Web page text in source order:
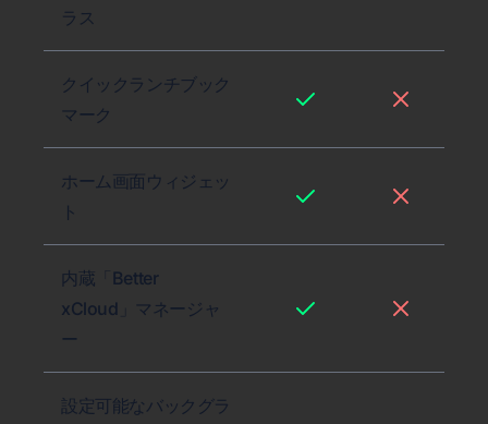
ラス
クイックランチブック
マーク
ホーム画面ウィジェッ
ト
内蔵「Better
xCloud」マネージャ
ー
設定可能なバックグラ